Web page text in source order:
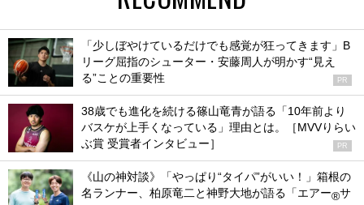
「少しぼやけているだけでも感覚が狂ってきます」B
リーグ屈指のシューター・安藤周人が明かす“見え
る”ことの重要性
PR
38歳でも進化を続ける篠山竜青が語る「10年前より
バスケが上手くなっている」理由とは。［MVVりらい
ぶ賞 受賞者インタビュー］
PR
《山の神対談》「やっぱり“タイパ”がいい！」箱根の
名ランナー、柏原竜二と神野大地が語る「エアー®サ